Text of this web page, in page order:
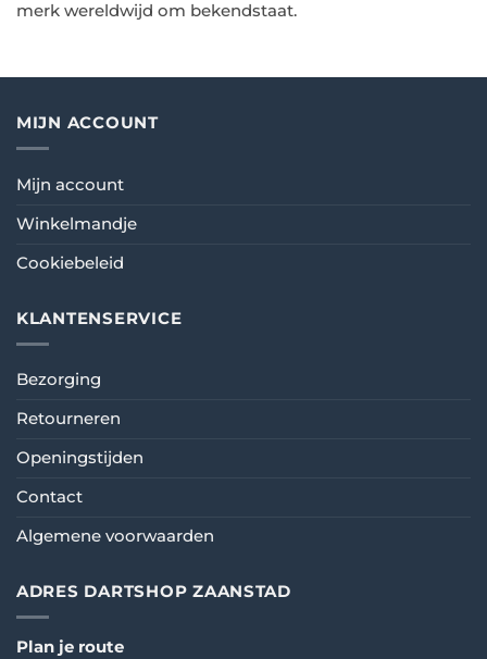
merk wereldwijd om bekendstaat.
MIJN ACCOUNT
Mijn account
Winkelmandje
Cookiebeleid
KLANTENSERVICE
Bezorging
Retourneren
Openingstijden
Contact
Algemene voorwaarden
ADRES DARTSHOP ZAANSTAD
Plan je route